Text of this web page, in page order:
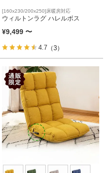
[160x230/200x250]床暖房対応
ウィルトンラグ ハレルボス
¥9,499 〜
4.7 （3）